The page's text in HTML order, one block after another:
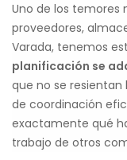
Uno de los temores
proveedores,
Varada, tenemos
planificación se
que no se resientan
de coordinación
exactamente qué
trabajo de otros